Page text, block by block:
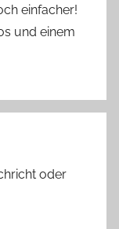
einfacher!
und einem
oder